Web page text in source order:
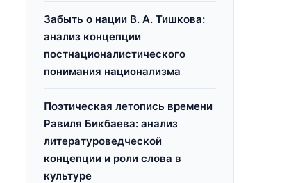
Забыть о нации В. А. Тишкова:
анализ концепции
постнационалистического
понимания национализма
Поэтическая летопись времени
Равиля Бикбаева: анализ
литературоведческой
концепции и роли слова в
культуре